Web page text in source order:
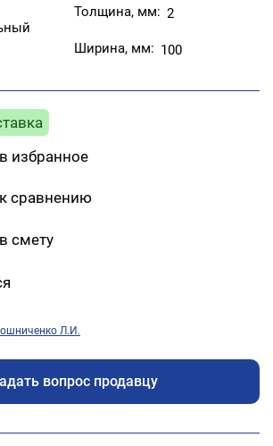
Толщина, мм: 2
Ширина, мм: 100
избранное
сравнению
смету
Л.И.
вопрос продавцу